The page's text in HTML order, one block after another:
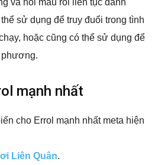
sử dụng để truy đuổi trong tình
hoặc cũng có thể sử dụng để
phương.
mạnh nhất
cho Errol mạnh nhất meta hiện
Liên Quân.